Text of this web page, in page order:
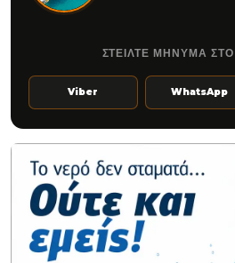
ΣΤΕΙΛΤΕ ΜΗΝΥΜΑ ΣΤΟ
Viber WhatsApp